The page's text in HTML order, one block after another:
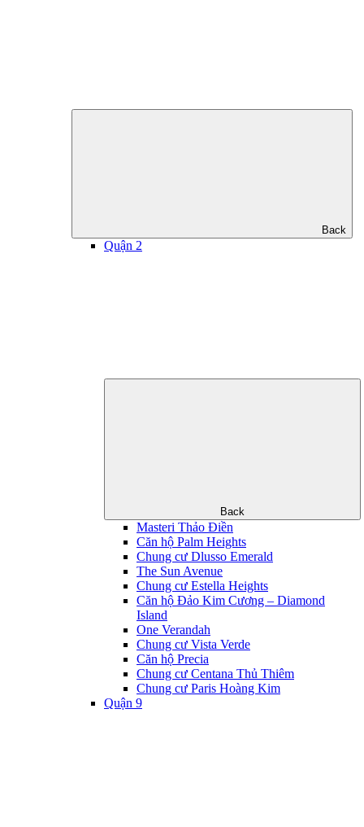
Back
Quận 2
Back
Masteri Thảo Điền
Căn hộ Palm Heights
Chung cư Dlusso Emerald
The Sun Avenue
Chung cư Estella Heights
Căn hộ Đảo Kim Cương – Diamond
Island
One Verandah
Chung cư Vista Verde
Căn hộ Precia
Chung cư Centana Thủ Thiêm
Chung cư Paris Hoàng Kim
Quận 9